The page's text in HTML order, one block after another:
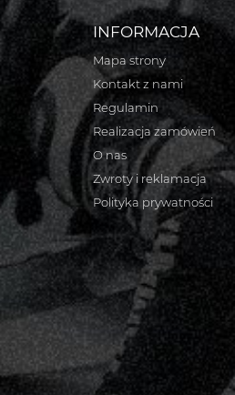
INFORMACJA
Mapa strony
Kontakt z nami
Regulamin
Realizacja zamówień
O nas
Zwroty i reklamacja
Polityka prywatności